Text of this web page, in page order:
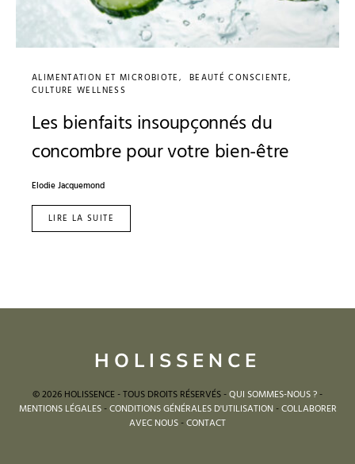
ALIMENTATION ET MICROBIOTE
BEAUTÉ CONSCIENTE
CULTURE WELLNESS
Les bienfaits insoupçonnés du
concombre pour votre bien-être
Elodie Jacquemond
LIRE LA SUITE
HOLISSENCE
© 2026 HOLISSENCE - TOUS DROITS RÉSERVÉS -QUI SOMMES-NOUS ?-
MENTIONS LÉGALES-CONDITIONS GÉNÉRALES D'UTILISATION-COLLABORER
AVEC NOUS-CONTACT